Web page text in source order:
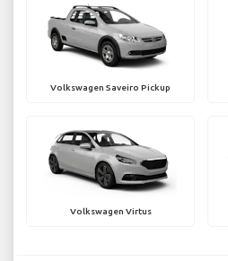
Volkswagen Saveiro Pickup
Volkswagen Virtus